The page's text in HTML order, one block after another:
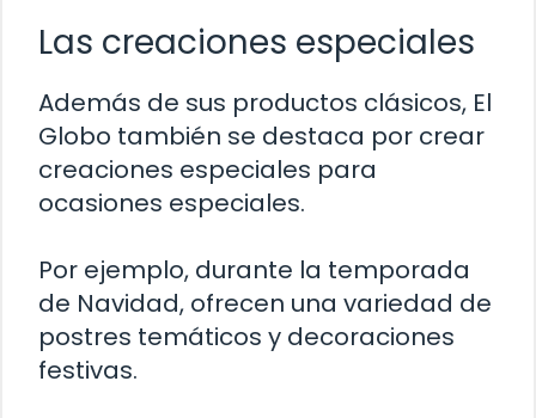
Las creaciones especiales
Además de sus productos clásicos, El
Globo también se destaca por crear
creaciones especiales para
ocasiones especiales.
Por ejemplo, durante la temporada
de Navidad, ofrecen una variedad de
postres temáticos y decoraciones
festivas.